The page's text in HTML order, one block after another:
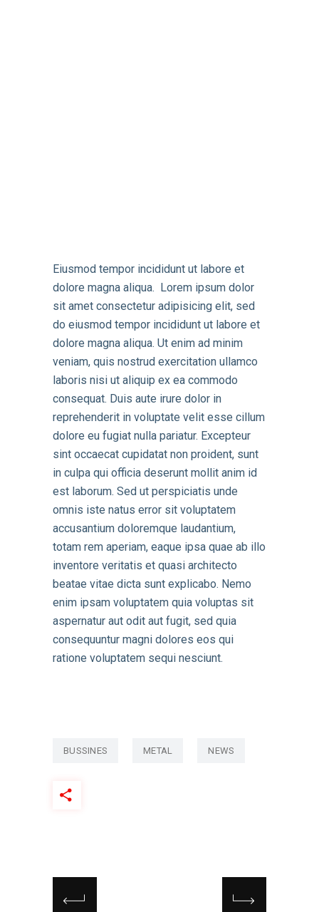
Eiusmod tempor incididunt ut labore et
dolore magna aliqua. Lorem ipsum dolor
sit amet consectetur adipisicing elit, sed
do eiusmod tempor incididunt ut labore et
dolore magna aliqua. Ut enim ad minim
veniam, quis nostrud exercitation ullamco
laboris nisi ut aliquip ex ea commodo
consequat. Duis aute irure dolor in
reprehenderit in voluptate velit esse cillum
dolore eu fugiat nulla pariatur. Excepteur
sint occaecat cupidatat non proident, sunt
in culpa qui officia deserunt mollit anim id
est laborum. Sed ut perspiciatis unde
omnis iste natus error sit voluptatem
accusantium doloremque laudantium,
totam rem aperiam, eaque ipsa quae ab illo
inventore veritatis et quasi architecto
beatae vitae dicta sunt explicabo. Nemo
enim ipsam voluptatem quia voluptas sit
aspernatur aut odit aut fugit, sed quia
consequuntur magni dolores eos qui
ratione voluptatem sequi nesciunt.
BUSSINES METAL NEWS